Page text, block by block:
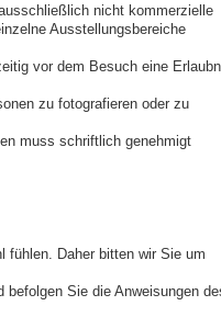
nicht kommerzielle
Ausstellungsbereiche
vor dem Besuch eine
zu fotografieren oder zu
muss schriftlich genehmigt
fühlen. Daher bitten wir Sie um
Sie die Anweisungen